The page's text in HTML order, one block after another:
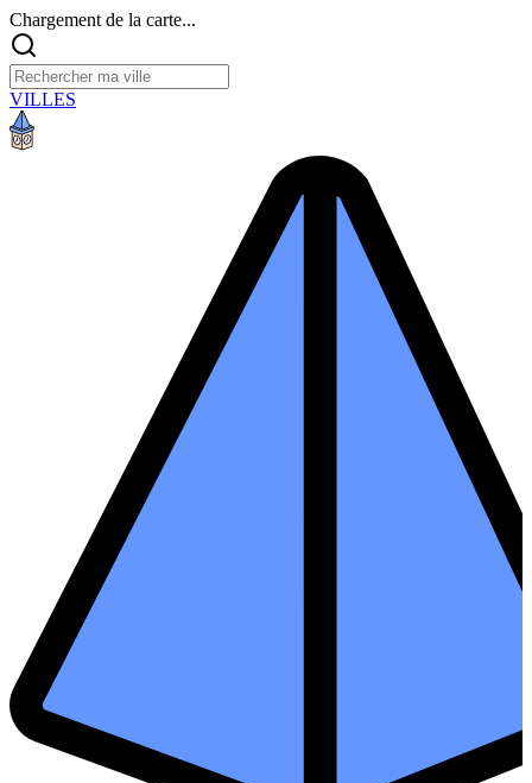
Chargement de la carte...
VILLES